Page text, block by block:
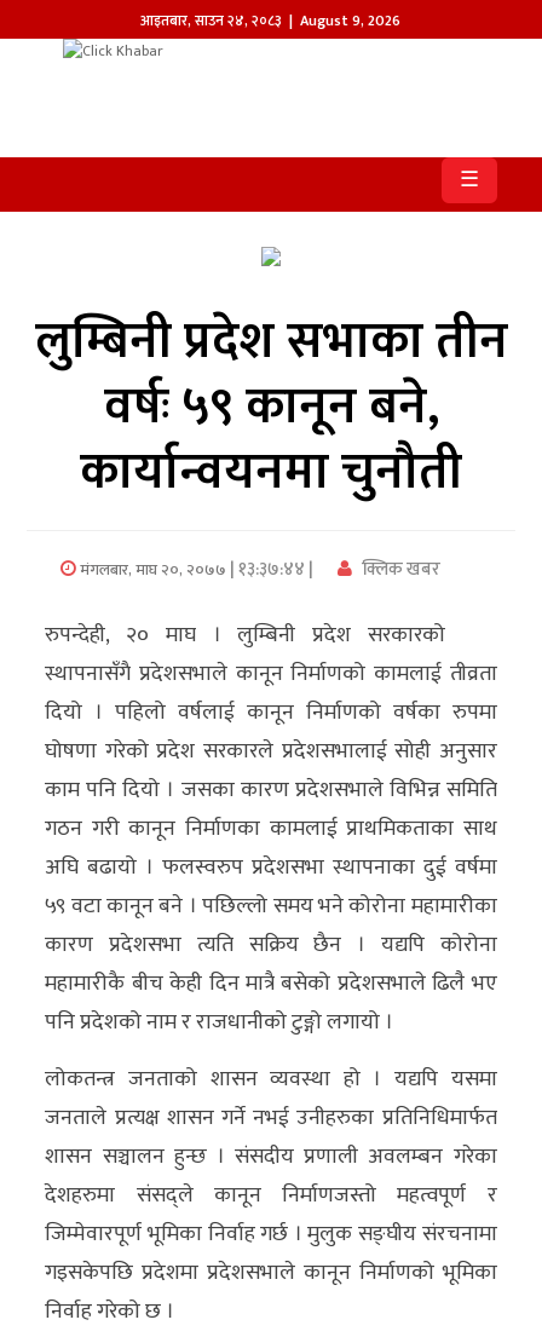
आइतबार,साउन२४,२०८३ | August 9, 2026
खबर
समाज
आजको
पत्रिका
सम्पादकीय
राजनीति
वाणिज्य
मनाेरञ्जन
विज्ञान
प्रविधि
अन्तरर्वार्ता
विचार/
ब्लग
खेलकुद
अन्य
क्लिक
खबर
विशेष
राशिफल
☰
लुम्बिनी प्रदेश सभाका तीन
वर्षः ५९ कानून बने,
कार्यान्वयनमा चुनौती
मंगलबार, माघ २०, २०७७ | १३:३७:४४ | क्लिक खबर
रुपन्देही, २० माघ । लुम्बिनी प्रदेश सरकारको
स्थापनासँगै प्रदेशसभाले कानून निर्माणको कामलाई तीव्रता
दियो । पहिलो वर्षलाई कानून निर्माणको वर्षका रुपमा
घोषणा गरेको प्रदेश सरकारले प्रदेशसभालाई सोही अनुसार
काम पनि दियो । जसका कारण प्रदेशसभाले विभिन्न समिति
गठन गरी कानून निर्माणका कामलाई प्राथमिकताका साथ
अघि बढायो । फलस्वरुप प्रदेशसभा स्थापनाका दुई वर्षमा
५९ वटा कानून बने । पछिल्लो समय भने कोरोना महामारीका
कारण प्रदेशसभा त्यति सक्रिय छैन । यद्यपि कोरोना
महामारीकै बीच केही दिन मात्रै बसेको प्रदेशसभाले ढिलै भए
पनि प्रदेशको नाम र राजधानीको टुङ्गो लगायो ।
लोकतन्त्र जनताको शासन व्यवस्था हो । यद्यपि यसमा
जनताले प्रत्यक्ष शासन गर्ने नभई उनीहरुका प्रतिनिधिमार्फत
शासन सञ्चालन हुन्छ । संसदीय प्रणाली अवलम्बन गरेका
देशहरुमा संसद्ले कानून निर्माणजस्तो महत्वपूर्ण र
जिम्मेवारपूर्ण भूमिका निर्वाह गर्छ । मुलुक सङ्घीय संरचनामा
गइसकेपछि प्रदेशमा प्रदेशसभाले कानून निर्माणको भूमिका
निर्वाह गरेको छ ।